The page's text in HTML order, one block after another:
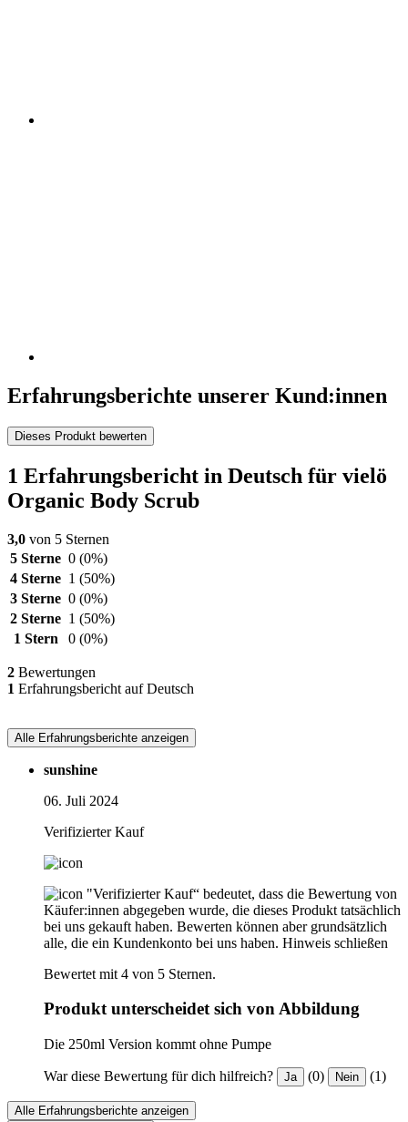
Erfahrungsberichte unserer Kund:innen
Dieses Produkt bewerten
1 Erfahrungsbericht in Deutsch für vielö
Organic Body Scrub
3,0 von 5 Sternen
5 Sterne 0 (0%)
4 Sterne 1 (50%)
3 Sterne 0 (0%)
2 Sterne 1 (50%)
1 Stern
0 (0%)
2 Bewertungen
1 Erfahrungsbericht auf Deutsch
Alle Erfahrungsberichte anzeigen
sunshine
06. Juli 2024
Verifizierter Kauf
"Verifizierter Kauf“ bedeutet, dass die Bewertung von
Käufer:innen abgegeben wurde, die dieses Produkt tatsächlich
bei uns gekauft haben. Bewerten können aber grundsätzlich
alle, die ein Kundenkonto bei uns haben. Hinweis schließen
Bewertet mit 4 von 5 Sternen.
Produkt unterscheidet sich von Abbildung
Die 250ml Version kommt ohne Pumpe
War diese Bewertung für dich hilfreich? Ja (0) Nein (1)
Alle Erfahrungsberichte anzeigen